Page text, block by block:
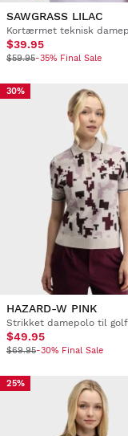
SAWGRASS LILAC
$39.95
$59.95-35% Final Sale
30%
HAZARD-W PINK
Strikket damepolo til golf
$49.95
$69.95-30% Final Sale
25%